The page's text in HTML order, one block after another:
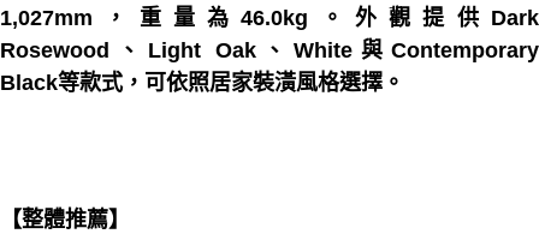
1,027mm，重量為46.0kg。外觀提供Dark
Rosewood、Light Oak、White與Contemporary
Black等款式，可依照居家裝潢風格選擇。
【整體推薦】